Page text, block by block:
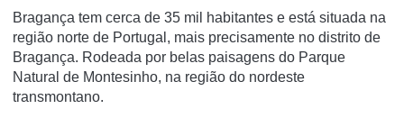
Bragança tem cerca de 35 mil habitantes e está situada na
região norte de Portugal, mais precisamente no distrito de
Bragança. Rodeada por belas paisagens do Parque
Natural de Montesinho, na região do nordeste
transmontano.